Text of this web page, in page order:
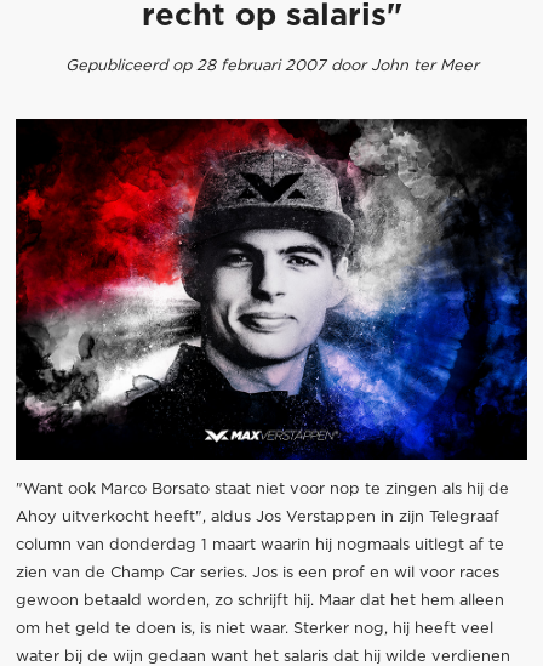
recht op salaris"
Gepubliceerd op 28 februari 2007 door John ter Meer
"Want ook Marco Borsato staat niet voor nop te zingen als hij de
Ahoy uitverkocht heeft", aldus Jos Verstappen in zijn Telegraaf
column van donderdag 1 maart waarin hij nogmaals uitlegt af te
zien van de Champ Car series. Jos is een prof en wil voor races
gewoon betaald worden, zo schrijft hij. Maar dat het hem alleen
om het geld te doen is, is niet waar. Sterker nog, hij heeft veel
water bij de wijn gedaan want het salaris dat hij wilde verdienen